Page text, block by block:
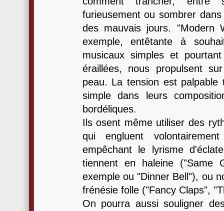
furieusement ou sombrer
des mauvais jours. "Modern
exemple, entêtante à
musicaux simples et
éraillées, nous propulsent
peau. La tension est
simple dans leurs
bordéliques.
Ils osent même utiliser des
qui engluent
empêchant le lyrisme
tiennent en haleine ("Same
exemple ou "Dinner Bell"), ou
frénésie folle ("Fancy Claps",
On pourra aussi souligner